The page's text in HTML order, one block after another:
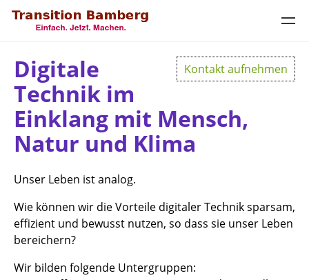
Kontakt aufnehmen
Digitale
Technik im
Einklang mit Mensch,
Natur und Klima
Unser Leben ist analog.
Wie können wir die Vorteile digitaler Technik sparsam,
effizient und bewusst nutzen, so dass sie unser Leben
bereichern?
Wir bilden folgende Untergruppen: